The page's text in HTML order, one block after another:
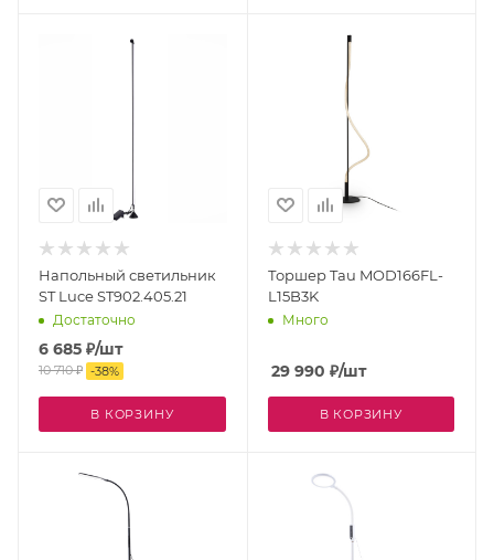
Напольный светильник
ST Luce ST902.405.21
Достаточно
6 685 ₽/шт
10 710₽ -38%
В КОРЗИНУ
Торшер Tau MOD166FL-
L15B3K
Много
29 990 ₽/шт
В КОРЗИНУ